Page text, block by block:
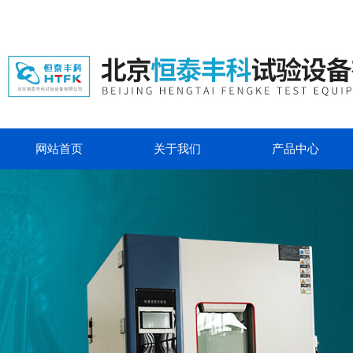
网站首页 关于我们 产品中心